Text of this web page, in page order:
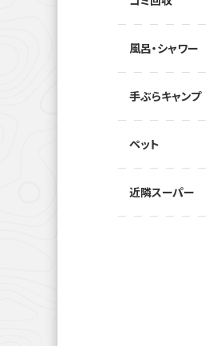
風呂・シャワー
手ぶらキャンプ
ペット
近隣スーパー